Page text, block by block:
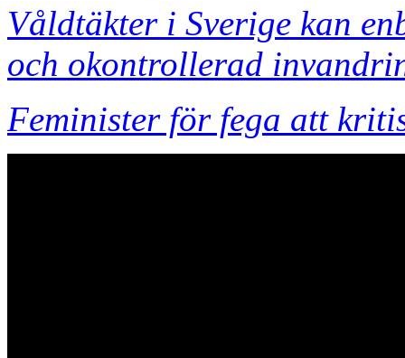
Våldtäkter i Sverige kan
och okontrollerad
Feminister för fega att